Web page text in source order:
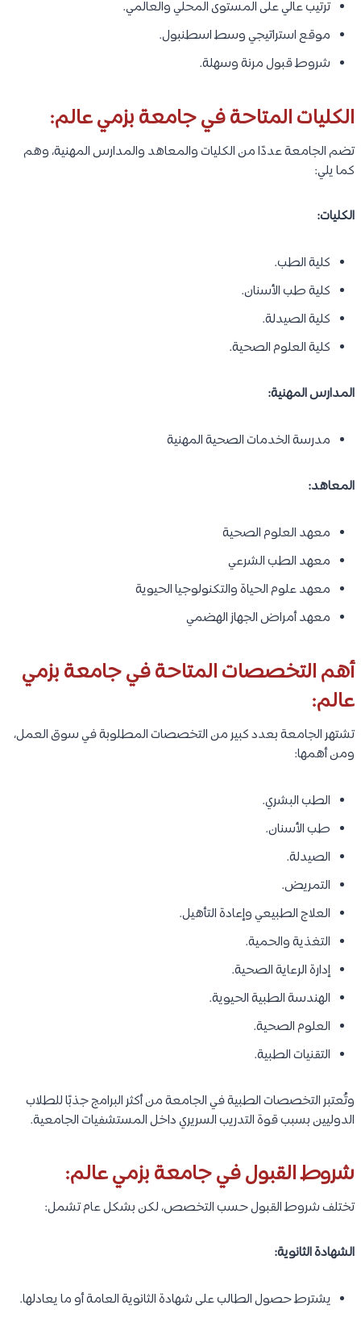
ترتيب عالي على المستوى المحلي والعالمي.
موقع استراتيجي وسط اسطنبول.
شروط قبول مرنة وسهلة.
الكليات المتاحة في جامعة بزمي عالم:
تضم الجامعة عددًا من الكليات والمعاهد والمدارس المهنية، وهم
كما يلي:
الكليات:
كلية الطب.
كلية طب الأسنان.
كلية الصيدلة.
كلية العلوم الصحية.
المدارس المهنية:
مدرسة الخدمات الصحية المهنية
المعاهد:
معهد العلوم الصحية
معهد الطب الشرعي
معهد علوم الحياة والتكنولوجيا الحيوية
معهد أمراض الجهاز الهضمي
أهم التخصصات المتاحة في جامعة بزمي
عالم:
تشتهر الجامعة بعدد كبير من التخصصات المطلوبة في سوق العمل،
ومن أهمها:
الطب البشري.
طب الأسنان.
الصيدلة.
التمريض.
العلاج الطبيعي وإعادة التأهيل.
التغذية والحمية.
إدارة الرعاية الصحية.
الهندسة الطبية الحيوية.
العلوم الصحية.
التقنيات الطبية.
وتُعتبر التخصصات الطبية في الجامعة من أكثر البرامج جذبًا للطلاب
الدوليين بسبب قوة التدريب السريري داخل المستشفيات الجامعية.
شروط القبول في جامعة بزمي عالم:
تختلف شروط القبول حسب التخصص، لكن بشكل عام تشمل:
الشهادة الثانوية:
يشترط حصول الطالب على شهادة الثانوية العامة أو ما يعادلها.